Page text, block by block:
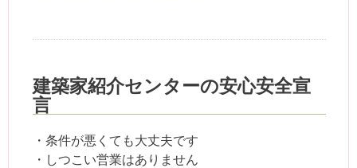
建築家紹介センターの安心安全宣
言
・条件が悪くても大丈夫です
・しつこい営業はありません